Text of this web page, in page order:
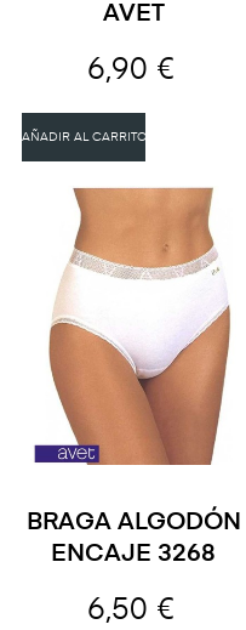
AVET
6,90 €
AÑADIR AL CARRITO
BRAGA ALGODÓN
ENCAJE 3268
6,50 €